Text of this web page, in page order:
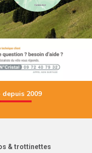
2009
& trottinettes